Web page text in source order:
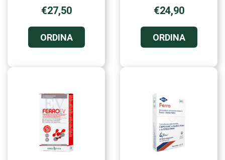
€27,50
ORDINA
IRON
20CPS AL
€24,90
ORDINA
FERRO
ACIDORE